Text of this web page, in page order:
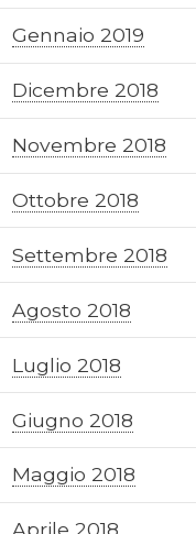
Gennaio 2019
Dicembre 2018
Novembre 2018
Ottobre 2018
Settembre 2018
Agosto 2018
Luglio 2018
Giugno 2018
Maggio 2018
Aprile 2018